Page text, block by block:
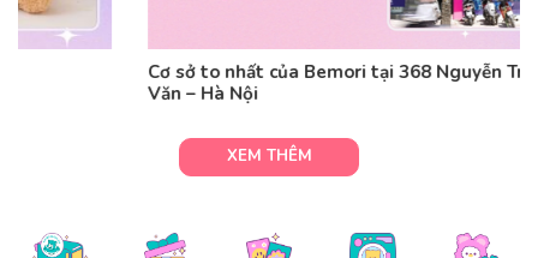
Cơ sở to nhất của Bemori tại 368 Nguyễn Trãi – Trung
XEM THÊM